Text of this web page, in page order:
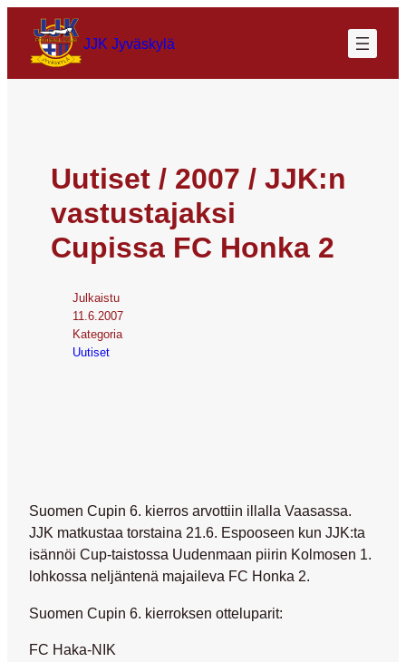
JJK Jyväskylä
Uutiset / 2007 / JJK:n
vastustajaksi
Cupissa FC Honka 2
Julkaistu
11.6.2007
Kategoria
Uutiset
Suomen Cupin 6. kierros arvottiin illalla Vaasassa.
JJK matkustaa torstaina 21.6. Espooseen kun JJK:ta
isännöi Cup-taistossa Uudenmaan piirin Kolmosen 1.
lohkossa neljäntenä majaileva FC Honka 2.
Suomen Cupin 6. kierroksen otteluparit:
FC Haka-NIK